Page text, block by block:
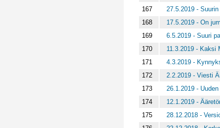
167
27.5.2019 - Suurin
168
17.5.2019 - On
169
6.5.2019 - Suuri
170
11.3.2019 - Kaksi
171
4.3.2019 -
172
2.2.2019 - Viesti
173
26.1.2019 -
174
12.1.2019 -
175
28.12.2018 -